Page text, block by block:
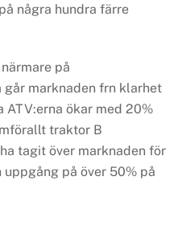
några hundra färre
på
marknaden frn klarhet
ökar med 20%
traktor B
tagit över marknaden för
på över 50% på